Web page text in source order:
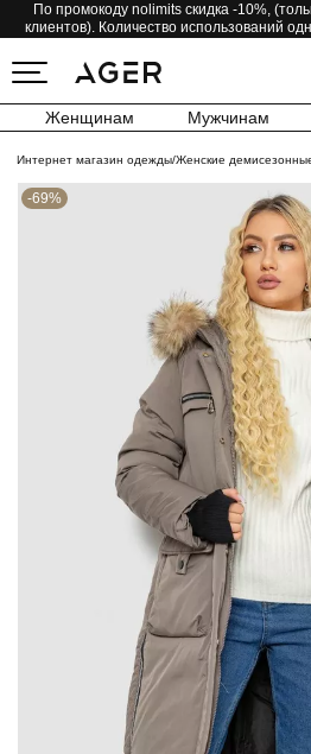
По промокоду nolimits скидка -10%,
клиентов). Количество использований
Женщинам Мужчинам
Интернет магазин одежды/Женские демисезонные
-69%